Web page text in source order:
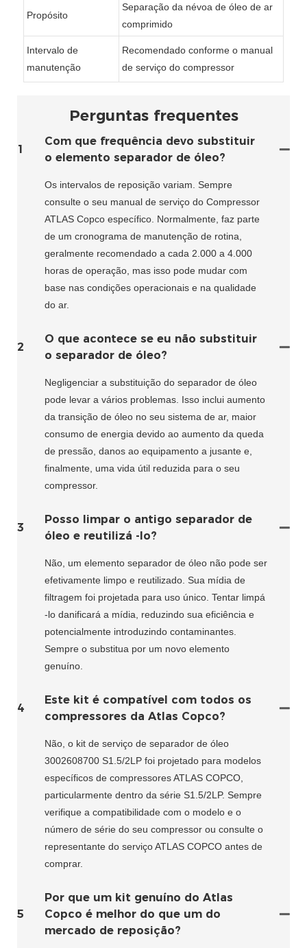
Propósito
Separação da névoa de óleo de ar
comprimido
Intervalo de
manutenção
Recomendado conforme o manual
de serviço do compressor
Perguntas frequentes
1
Com que frequência devo substituir
o elemento separador de óleo?
Os intervalos de reposição variam. Sempre
consulte o seu manual de serviço do Compressor
ATLAS Copco específico. Normalmente, faz parte
de um cronograma de manutenção de rotina,
geralmente recomendado a cada 2.000 a 4.000
horas de operação, mas isso pode mudar com
base nas condições operacionais e na qualidade
do ar.
2
O que acontece se eu não substituir
o separador de óleo?
Negligenciar a substituição do separador de óleo
pode levar a vários problemas. Isso inclui aumento
da transição de óleo no seu sistema de ar, maior
consumo de energia devido ao aumento da queda
de pressão, danos ao equipamento a jusante e,
finalmente, uma vida útil reduzida para o seu
compressor.
3
Posso limpar o antigo separador de
óleo e reutilizá -lo?
Não, um elemento separador de óleo não pode ser
efetivamente limpo e reutilizado. Sua mídia de
filtragem foi projetada para uso único. Tentar limpá
-lo danificará a mídia, reduzindo sua eficiência e
potencialmente introduzindo contaminantes.
Sempre o substitua por um novo elemento
genuíno.
4
Este kit é compatível com todos os
compressores da Atlas Copco?
Não, o kit de serviço de separador de óleo
3002608700 S1.5/2LP foi projetado para modelos
específicos de compressores ATLAS COPCO,
particularmente dentro da série S1.5/2LP. Sempre
verifique a compatibilidade com o modelo e o
número de série do seu compressor ou consulte o
representante do serviço ATLAS COPCO antes de
comprar.
5
Por que um kit genuíno do Atlas
Copco é melhor do que um do
mercado de reposição?